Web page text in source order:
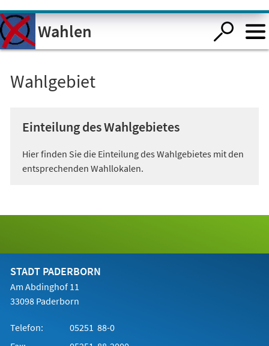
Visuelle
Assistenzsoftware
öffnen.
Wahlen
Wahlgebiet
Einteilung des Wahlgebietes
Hier finden Sie die Einteilung des Wahlgebietes mit den
entsprechenden Wahllokalen.
STADT PADERBORN
Am Abdinghof 11
33098 Paderborn
Telefon:
05251 88-0